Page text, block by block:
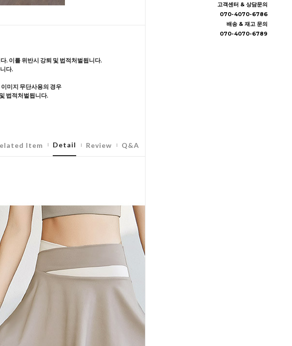
고객센터 & 상담문의
070-4070-6786
배송 & 재고 문의
070-4070-6789
. 이를 위반시 강퇴 및 법적처벌됩니다.
다.
미지 무단사용의 경우
법적처벌됩니다.
Item Detail Review Q&A